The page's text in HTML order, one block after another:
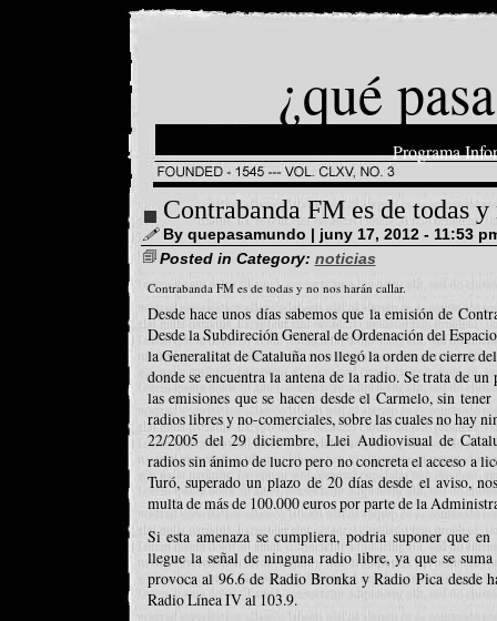
¿qué
Programa
Contrabanda FM es de todas
By quepasamundo | juny 17, 2012 - 11:53
Posted in Category: noticias
Contrabanda FM es de todas y no nos harán callar.
Desde hace unos días sabemos que la emisión de
Desde la Subdireción General de Ordenación del
la Generalitat de Cataluña nos llegó la orden de cierre
donde se encuentra la antena de la radio. Se trata de
las emisiones que se hacen desde el Carmelo, sin
radios libres y no-comerciales, sobre las cuales no hay
22/2005 del 29 diciembre, Llei Audiovisual de
radios sin ánimo de lucro pero no concreta el acceso a
Turó, superado un plazo de 20 días desde el aviso,
multa de más de 100.000 euros por parte de la
Si esta amenaza se cumpliera, podria suponer que
llegue la señal de ninguna radio libre, ya que se
provoca al 96.6 de Radio Bronka y Radio Pica desde
Radio Línea IV al 103.9.